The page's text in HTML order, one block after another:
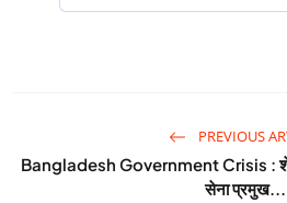
PREVIOUS
Bangladesh Government Crisis : शेख
सेना प्रमुख...